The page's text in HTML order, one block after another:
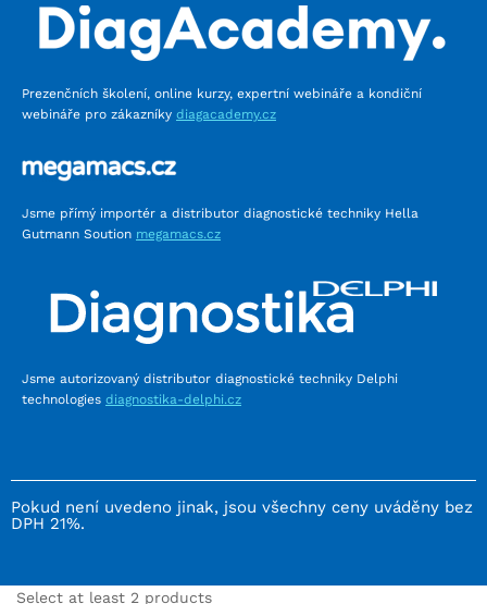
Prezenčních školení, online kurzy, expertní webináře a kondiční
webináře pro zákazníky diagacademy.cz
Jsme přímý importér a distributor diagnostické techniky Hella
Gutmann Soution megamacs.cz
Jsme autorizovaný distributor diagnostické techniky Delphi
technologies diagnostika-delphi.cz
Pokud není uvedeno jinak, jsou všechny ceny uváděny bez
DPH 21%.
Select at least 2 products